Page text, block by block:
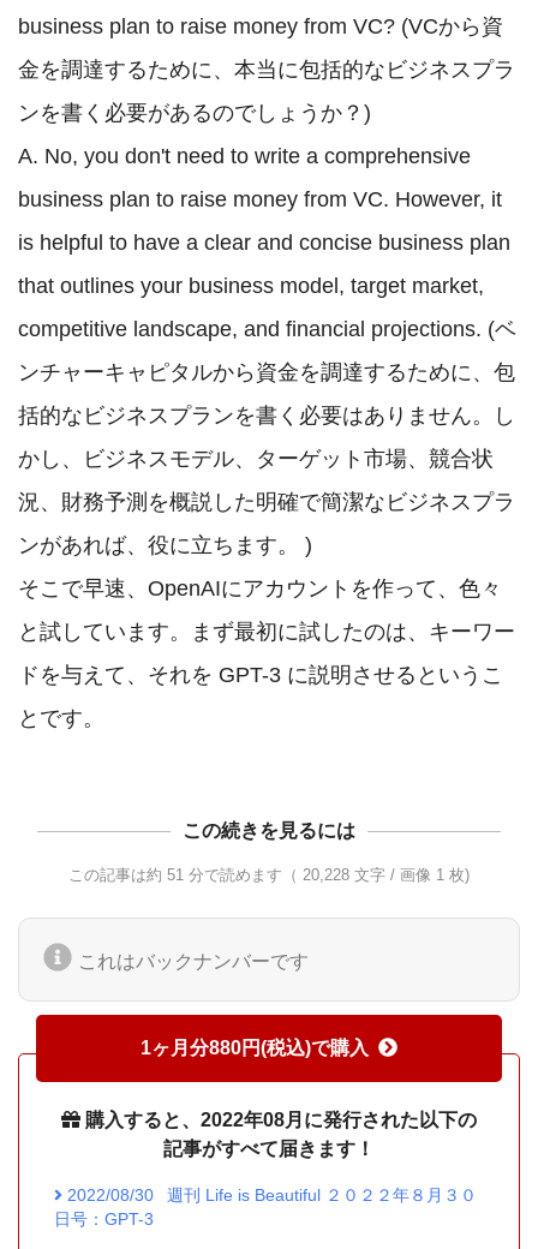
business plan to raise money from VC? (VCから資
金を調達するために、本当に包括的なビジネスプラ
ンを書く必要があるのでしょうか？)
A. No, you don't need to write a comprehensive
business plan to raise money from VC. However, it
is helpful to have a clear and concise business plan
that outlines your business model, target market,
competitive landscape, and financial projections. (ベ
ンチャーキャピタルから資金を調達するために、包
括的なビジネスプランを書く必要はありません。し
かし、ビジネスモデル、ターゲット市場、競合状
況、財務予測を概説した明確で簡潔なビジネスプラ
ンがあれば、役に立ちます。 )
そこで早速、OpenAIにアカウントを作って、色々
と試しています。まず最初に試したのは、キーワー
ドを与えて、それを GPT-3 に説明させるというこ
この続きを見るには
この記事は約 51 分で読めます（ 20,228 文字 / 画像 1 枚)
これはバックナンバーです
1ヶ月分880円(税込)で購入
購入すると、2022年08月に発行された以下の
記事がすべて届きます！
2022/08/30
週刊 Life is Beautiful ２０２２年８月３０
日号：GPT-3